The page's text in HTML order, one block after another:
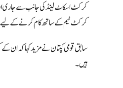
کرکٹ اسکاٹ لینڈ کی جانب سے جاری
کرکٹ ٹیم کے ساتھ کام کرنے کے لیے
سابق قومی کپتان نے مزید کہا کہ ان
ہیں۔